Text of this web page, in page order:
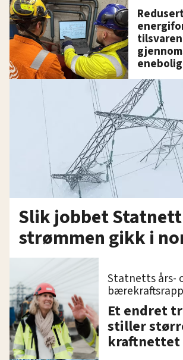
enebolig
Slik jobbet
strømmen gikk i
Statnetts års-
Et endret
stiller
kraftnettet